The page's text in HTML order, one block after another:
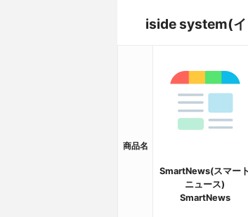
iside system(イ
商品名
SmartNews(スマート
ニュース)
SmartNews